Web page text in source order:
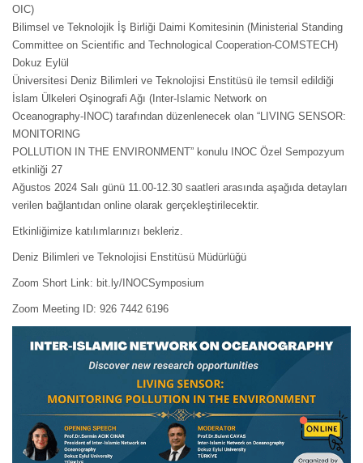
OIC)
Bilimsel ve Teknolojik İş Birliği Daimi Komitesinin (Ministerial Standing
Committee on Scientific and Technological Cooperation-COMSTECH)
Dokuz Eylül
Üniversitesi Deniz Bilimleri ve Teknolojisi Enstitüsü ile temsil edildiği
İslam Ülkeleri Oşinografi Ağı (Inter-Islamic Network on
Oceanography-INOC) tarafından düzenlenecek olan “LIVING SENSOR:
MONITORING
POLLUTION IN THE ENVIRONMENT” konulu INOC Özel Sempozyum
etkinliği 27
Ağustos 2024 Salı günü 11.00-12.30 saatleri arasında aşağıda detayları
verilen bağlantıdan online olarak gerçekleştirilecektir.
Etkinliğimize katılımlarınızı bekleriz.
Deniz Bilimleri ve Teknolojisi Enstitüsü Müdürlüğü
Zoom Short Link: bit.ly/INOCSymposium
Zoom Meeting ID: 926 7442 6196